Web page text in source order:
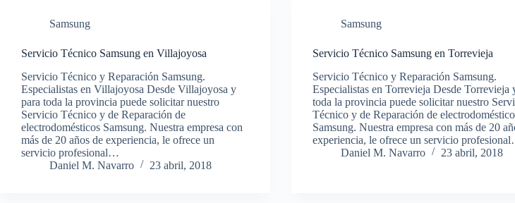
Samsung
Servicio Técnico Samsung en Villajoyosa
Servicio Técnico y Reparación Samsung.
Especialistas en Villajoyosa Desde Villajoyosa y
para toda la provincia puede solicitar nuestro
Servicio Técnico y de Reparación de
electrodomésticos Samsung. Nuestra empresa con
más de 20 años de experiencia, le ofrece un
servicio profesional…
Daniel M. Navarro
23 abril, 2018
Samsung
Servicio Técnico Samsung en Torrevieja
Servicio Técnico y Reparación Samsung.
Especialistas en Torrevieja Desde Torrevieja
toda la provincia puede solicitar nuestro
Técnico y de Reparación de
Samsung. Nuestra empresa con más de 20
experiencia, le ofrece un servicio
Daniel M. Navarro
23 abril, 2018